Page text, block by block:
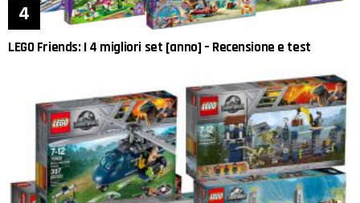
LEGO Friends: I 4 migliori set [anno] – Recensione e test